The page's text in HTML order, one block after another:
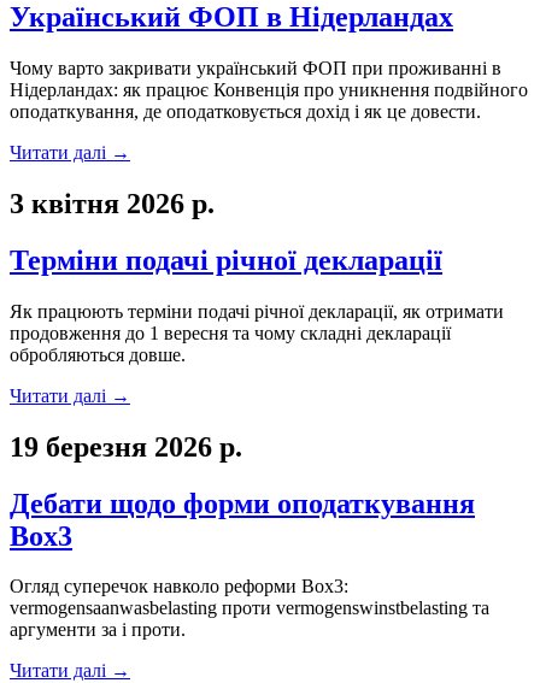
Український ФОП в Нідерландах
Чому варто закривати український ФОП при проживанні в
Нідерландах: як працює Конвенція про уникнення подвійного
оподаткування, де оподатковується дохід і як це довести.
Читати далі →
3 квітня 2026 р.
Терміни подачі річної декларації
Як працюють терміни подачі річної декларації, як отримати
продовження до 1 вересня та чому складні декларації
обробляються довше.
Читати далі →
19 березня 2026 р.
Дебати щодо форми оподаткування
Box3
Огляд суперечок навколо реформи Box3:
vermogensaanwasbelasting проти vermogenswinstbelasting та
аргументи за і проти.
Читати далі →